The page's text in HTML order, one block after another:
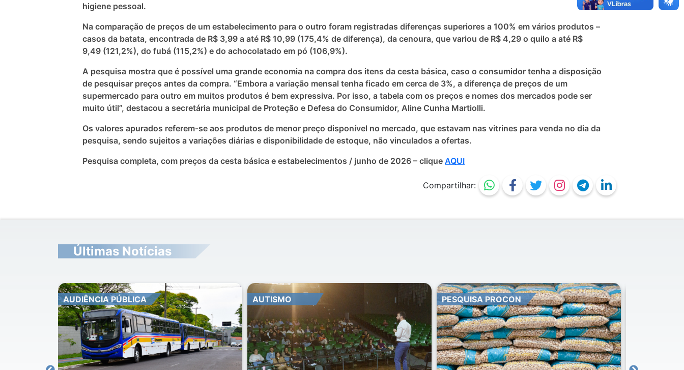
higiene pessoal.
Na comparação de preços de um estabelecimento para o outro foram registradas diferenças superiores a 100% em vários produtos –
casos da batata, encontrada de R$ 3,99 a até R$ 10,99 (175,4% de diferença), da cenoura, que variou de R$ 4,29 o quilo a até R$
9,49 (121,2%), do fubá (115,2%) e do achocolatado em pó (106,9%).
A pesquisa mostra que é possível uma grande economia na compra dos itens da cesta básica, caso o consumidor tenha a disposição
de pesquisar preços antes da compra. “Embora a variação mensal tenha ficado em cerca de 3%, a diferença de preços de um
supermercado para outro em muitos produtos é bem expressiva. Por isso, a tabela com os preços e nomes dos mercados pode ser
muito útil”, destacou a secretária municipal de Proteção e Defesa do Consumidor, Aline Cunha Martiolli.
Os valores apurados referem-se aos produtos de menor preço disponível no mercado, que estavam nas vitrines para venda no dia da
pesquisa, sendo sujeitos a variações diárias e disponibilidade de estoque, não vinculados a ofertas.
Pesquisa completa, com preços da cesta básica e estabelecimentos / junho de 2026 – clique AQUI
Compartilhar:
Últimas Notícias
AUTISMO PESQUISA PROCON GOVERNO DIGITAL